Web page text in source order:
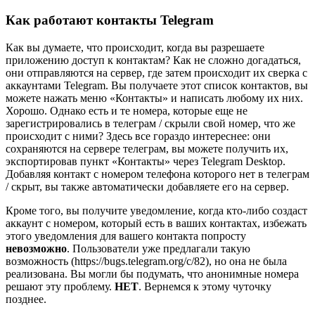
Как работают контакты Telegram
Как вы думаете, что происходит, когда вы разрешаете
приложению доступ к контактам? Как не сложно догадаться,
они отправляются на сервер, где затем происходит их сверка с
аккаунтами Telegram. Вы получаете этот список контактов, вы
можете нажать меню «Контакты» и написать любому их них.
Хорошо. Однако есть и те номера, которые еще не
зарегистрировались в телеграм / скрыли свой номер, что же
происходит с ними? Здесь все гораздо интереснее: они
сохраняются на сервере телеграм, вы можете получить их,
экспортировав пункт «Контакты» через Telegram Desktop.
Добавляя контакт с номером телефона которого нет в телеграм
/ скрыт, вы также автоматически добавляете его на сервер.
Кроме того, вы получите уведомление, когда кто-либо создаст
аккаунт с номером, который есть в ваших контактах, избежать
этого уведомления для вашего контакта попросту
невозможно. Пользователи уже предлагали такую
возможность (https://bugs.telegram.org/c/82), но она не была
реализована. Вы могли бы подумать, что анонимные номера
решают эту проблему. НЕТ. Вернемся к этому чуточку
позднее.